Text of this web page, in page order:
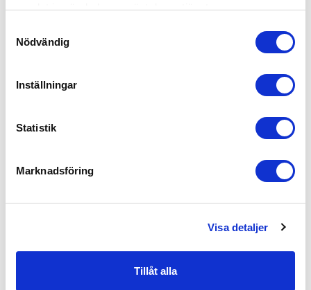
samlat in när du har använt deras tjänster.
Nödvändig
Inställningar
Statistik
Marknadsföring
Visa detaljer
Tillåt alla
Skapa inloggning, bli företagskund eller logga in för att beställa,
produktblad, ritningar, monteringsbeskrivningar samt övriga
dokument.
ARTIKEL: 110264